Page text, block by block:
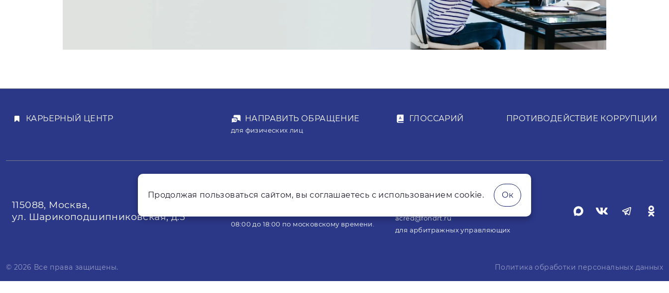
КАРЬЕРНЫЙ ЦЕНТР НАПРАВИТЬ ОБРАЩЕНИЕ
для физических лиц
ГЛОССАРИЙ ПРОТИВОДЕЙСТВИЕ КОРРУПЦИИ
115088, Москва,
ул. Шарикоподшипниковская, д.5
8 800 7007-214
08:00 до 18:00 по московскому времени.
acred@fondrt.ru
для арбитражных управляющих
© 2026 Все права защищены. Политика обработки персональных данных
Продолжая пользоваться сайтом, вы соглашаетесь с использованием cookie. Ок